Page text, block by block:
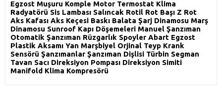
Egzost Muşuru Komple Motor Termostat Klima
Radyatörü Sis Lambası Salıncak Rotil Rot Başı Z Rot
Aks Kafası Aks Keçesi Baskı Balata Şarj Dinamosu Marş
Dinamosu Sunroof Kapı Döşemeleri Manuel Şanzıman
Otomatik Şanzıman Rüzgarlık Spoyler Abart Egzost
Plastik Aksamı Yan Marşbiyel Orjinal Teyp Krank
Sensörü Şanzımanlar Şanzıman Dişlisi Türbin Segman
Tavan Sacı Direksiyon Pompası Direksiyon Simiti
Manifold Klima Kompresörü